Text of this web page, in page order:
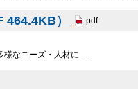
464.4KB） pdf
様なニーズ・人材に…